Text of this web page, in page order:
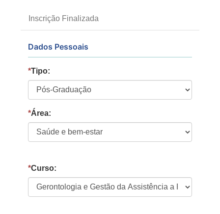
Inscrição Finalizada
Dados Pessoais
*Tipo:
*Área:
*Curso: